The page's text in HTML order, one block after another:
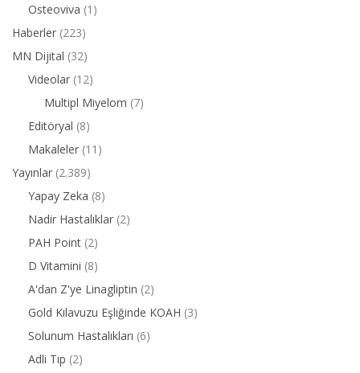
Osteoviva (1)
Haberler (223)
MN Dijital (32)
Videolar (12)
Multipl Miyelom (7)
Editöryal (8)
Makaleler (11)
Yayınlar (2.389)
Yapay Zeka (8)
Nadir Hastalıklar (2)
PAH Point (2)
D Vitamini (8)
A'dan Z'ye Linagliptin (2)
Gold Kılavuzu Eşliğinde KOAH (3)
Solunum Hastalıkları (6)
Adli Tıp (2)